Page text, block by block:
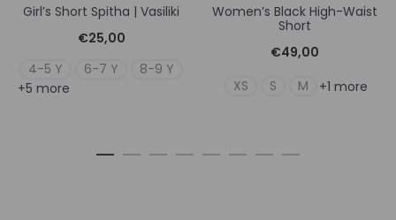
Girl’s Short Spitha | Vasiliki
€25,00
4-5 Y
6-7 Y
8-9 Y
+5 more
Women’s Black High-Waist
Short
€49,00
XS
S M +1 more